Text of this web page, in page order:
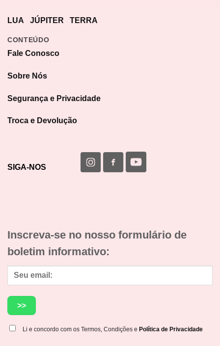
LUA JÚPITER TERRA
CONTEÚDO
Fale Conosco
Sobre Nós
Segurança e Privacidade
Troca e Devolução
SIGA-NOS
Inscreva-se no nosso formulário de
boletim informativo:
Li e concordo com os Termos, Condições e Política de Privacidade